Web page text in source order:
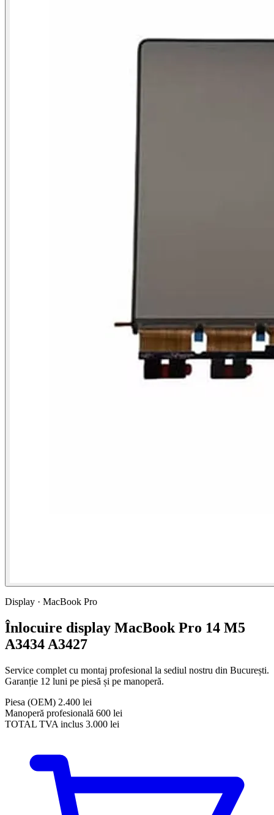
Display · MacBook Pro
Înlocuire display MacBook Pro 14 M5
A3434 A3427
Service complet cu montaj profesional la sediul nostru din București.
Garanție 12 luni pe piesă și pe manoperă.
Piesa (OEM) 2.400 lei
Manoperă profesională 600 lei
TOTAL TVA inclus 3.000 lei